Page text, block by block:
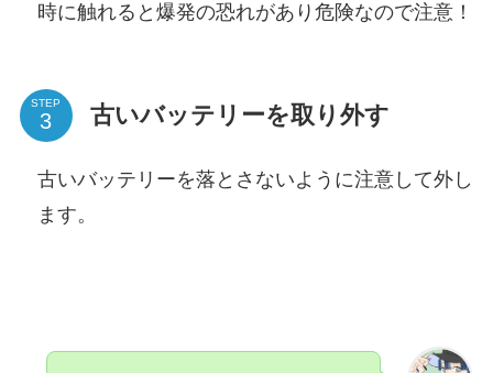
時に触れると爆発の恐れがあり危険なので注意！
STEP 古いバッテリーを取り外す
古いバッテリーを落とさないように注意して外し
ます。